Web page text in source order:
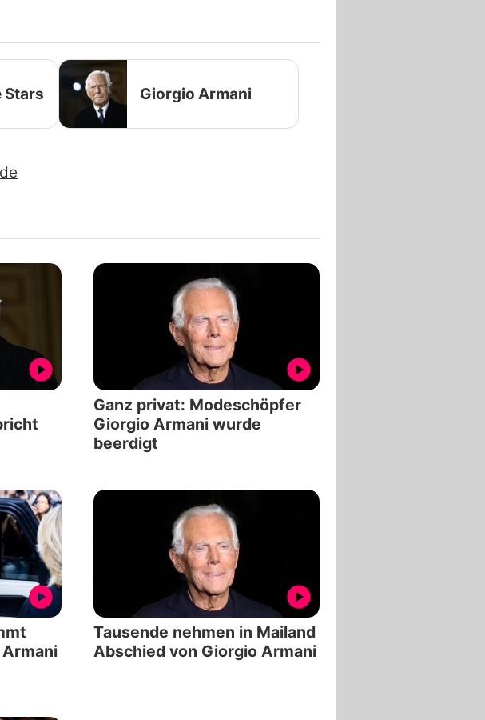
Stars Giorgio Armani
Ganz privat: Modeschöpfer
Giorgio Armani wurde
beerdigt
Tausende nehmen in Mailand
Abschied von Giorgio Armani